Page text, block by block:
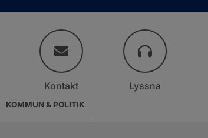
KOMMUN & POLITIK
Kontakt Lyssna